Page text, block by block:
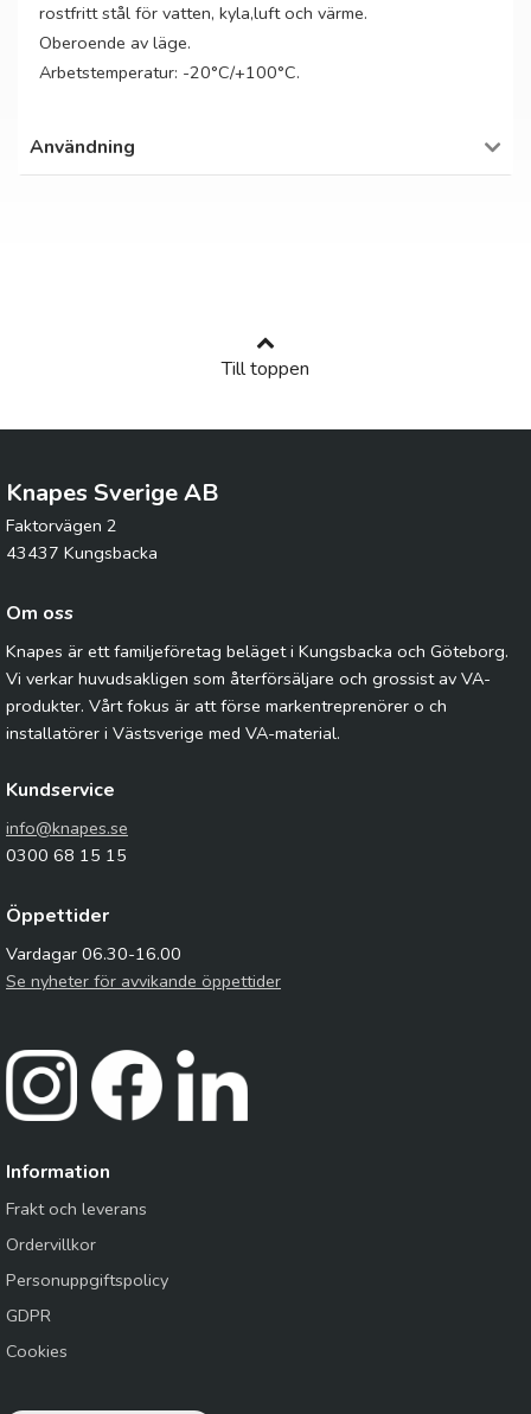
rostfritt stål för vatten, kyla,luft och värme.
Oberoende av läge.
Arbetstemperatur: -20°C/+100°C.
Användning
Till toppen
Knapes Sverige AB
Faktorvägen 2
43437 Kungsbacka
Om oss
Knapes är ett familjeföretag beläget i Kungsbacka och Göteborg.
Vi verkar huvudsakligen som återförsäljare och grossist av VA-
produkter. Vårt fokus är att förse markentreprenörer o ch
installatörer i Västsverige med VA-material.
Kundservice
info@knapes.se
0300 68 15 15
Öppettider
Vardagar 06.30-16.00
Se nyheter för avvikande öppettider
Information
Frakt och leverans
Ordervillkor
Personuppgiftspolicy
GDPR
Cookies